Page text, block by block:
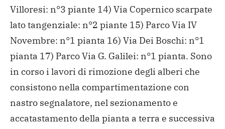
Villoresi: n°3 piante 14) Via Copernico scarpate
lato tangenziale: n°2 piante 15) Parco Via IV
Novembre: n°1 pianta 16) Via Dei Boschi: n°1
pianta 17) Parco Via G. Galilei: n°1 pianta. Sono
in corso i lavori di rimozione degli alberi che
consistono nella compartimentazione con
nastro segnalatore, nel sezionamento e
accatastamento della pianta a terra e successiva